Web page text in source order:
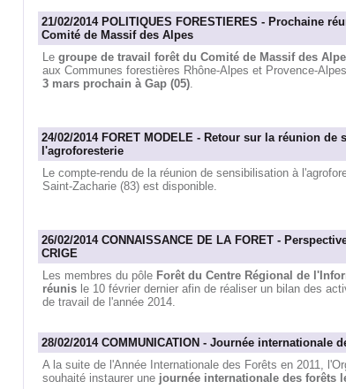
21/02/2014 POLITIQUES FORESTIERES - Prochaine
Comité de Massif des Alpes
Le groupe de travail forêt du Comité de Massif des
aux Communes forestières Rhône-Alpes et Provence-
3 mars prochain à Gap (05).
24/02/2014 FORET MODELE - Retour sur la réunion de
l'agroforesterie
Le compte-rendu de la réunion de sensibilisation à
Saint-Zacharie (83) est disponible.
26/02/2014 CONNAISSANCE DE LA FORET -
CRIGE
Les membres du pôle Forêt du Centre Régional de
réunisle 10 février dernier afin de réaliser un bilan des
de travail de l'année 2014.
28/02/2014 COMMUNICATION - Journée internationale
A la suite de l'Année Internationale des Forêts en 2011,
souhaité instaurer une journée internationale des forêts